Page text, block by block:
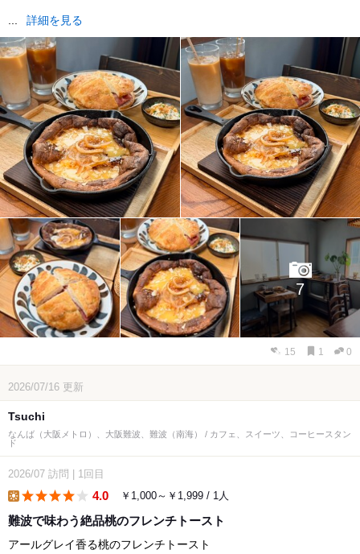
詳細を見る
7
15 1 0
2026/07/16 更新
Tsuchi
なんば（大阪メトロ）、大阪難波、難波（南海） / カフェ、スイーツ、コーヒースタン
ド
2026/07 訪問 1回目
4.0 ￥1,000～￥1,999 / 1人
難波で味わう絶品桃のフレンチトースト
アールグレイ香る桃のフレンチトースト